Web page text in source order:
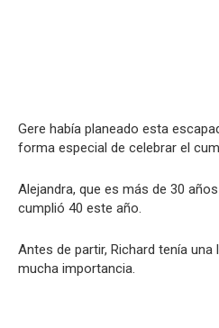
Gere había planeado esta
forma especial de celebrar el
Alejandra, que es más de 30
cumplió 40 este año.
Antes de partir, Richard tenía
mucha importancia.